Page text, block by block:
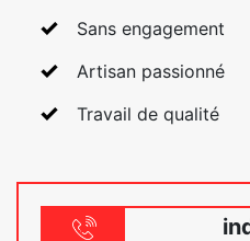
Sans engagement
Artisan passionné
Travail de qualité